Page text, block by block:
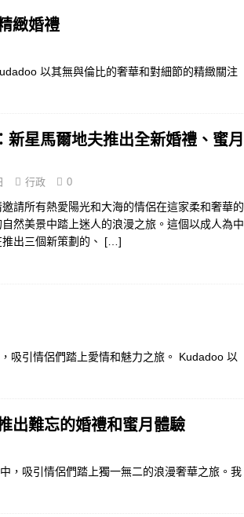
緻婚禮
以其無與倫比的奢華和對細節的精緻關注
新星馬爾地夫推出全新婚禮、蜜月
行政 0
請所有熱愛陽光和大海的情侶在這家柔和奢華的
然美景中踏上迷人的浪漫之旅。這個以成人為中
出三個新策劃的、 […]
吸引情侶們踏上愛情和魅力之旅。 Kudadoo 以
出難忘的婚禮和蜜月體驗
，吸引情侶們踏上獨一無二的浪漫奢華之旅。我